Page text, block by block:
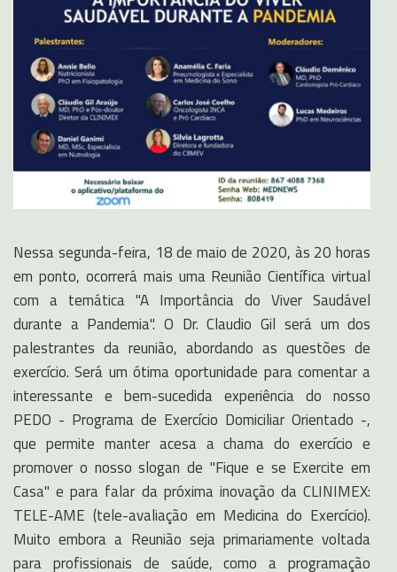
Nessa segunda-feira, 18 de maio de 2020, às 20 horas
em ponto, ocorrerá mais uma Reunião Científica virtual
com a temática "A Importância do Viver Saudável
durante a Pandemia". O Dr. Claudio Gil será um dos
palestrantes da reunião, abordando as questões de
exercício. Será um ótima oportunidade para comentar a
interessante e bem-sucedida experiência do nosso
PEDO - Programa de Exercício Domiciliar Orientado -,
que permite manter acesa a chama do exercício e
promover o nosso slogan de "Fique e se Exercite em
Casa" e para falar da próxima inovação da CLINIMEX:
TELE-AME (tele-avaliação em Medicinado Exercício).
Muito embora a Reunião seja primariamente voltada
para profissionais de saúde, como a programação